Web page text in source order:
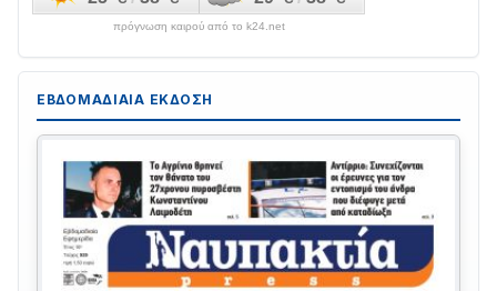
πρόγνωση καιρού από το k24.net